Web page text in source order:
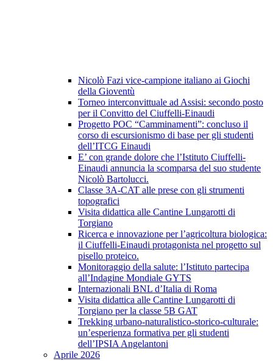
Nicolò Fazi vice-campione italiano ai Giochi
della Gioventù
Torneo interconvittuale ad Assisi: secondo posto
per il Convitto del Ciuffelli-Einaudi
Progetto POC “Camminamenti”: concluso il
corso di escursionismo di base per gli studenti
dell’ITCG Einaudi
E’ con grande dolore che l’Istituto Ciuffelli-
Einaudi annuncia la scomparsa del suo studente
Nicolò Bartolucci.
Classe 3A-CAT alle prese con gli strumenti
topografici
Visita didattica alle Cantine Lungarotti di
Torgiano
Ricerca e innovazione per l’agricoltura biologica:
il Ciuffelli-Einaudi protagonista nel progetto sul
pisello proteico.
Monitoraggio della salute: l’Istituto partecipa
all’Indagine Mondiale GYTS
Internazionali BNL d’Italia di Roma
Visita didattica alle Cantine Lungarotti di
Torgiano per la classe 5B GAT
Trekking urbano-naturalistico-storico-culturale:
un’esperienza formativa per gli studenti
dell’IPSIA Angelantoni
Aprile 2026